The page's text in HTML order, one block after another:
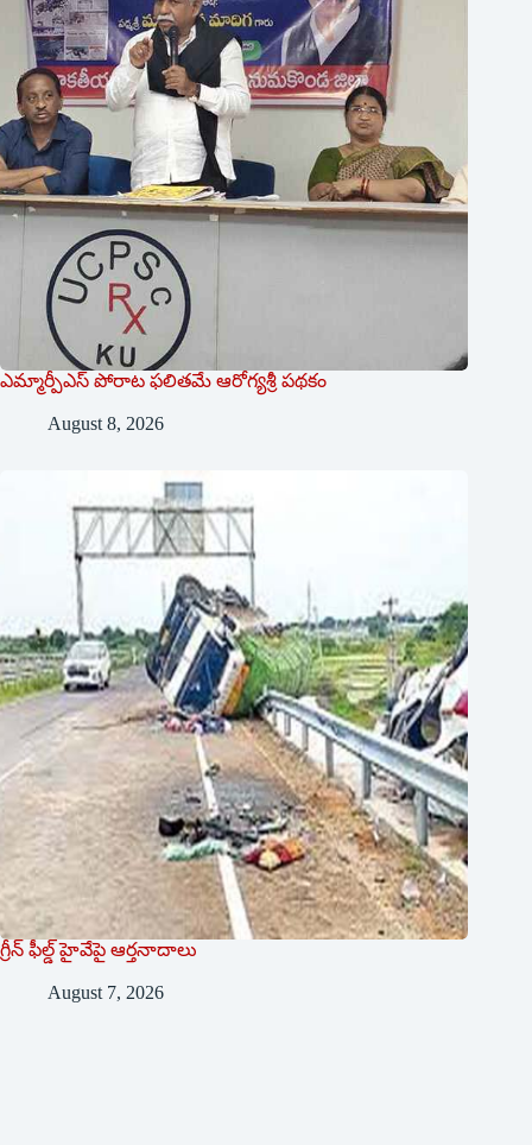
ఎమ్మార్పీఎస్ పోరాట ఫలితమే ఆరోగ్యశ్రీ పథకం
August 8, 2026
గ్రీన్ ఫీల్డ్ హైవేపై ఆర్తనాదాలు
August 7, 2026